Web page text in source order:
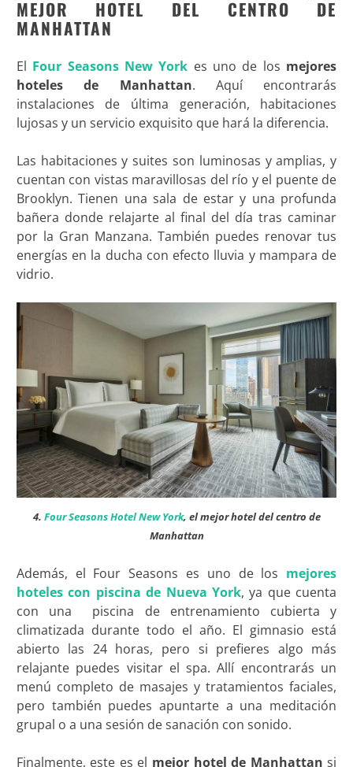
MEJOR HOTEL DEL CENTRO DE
MANHATTAN
El Four Seasons New York es uno de los mejores
hoteles de
Manhattan. Aquí encontrarás
instalaciones de última generación, habitaciones
lujosas y un servicio exquisito que hará la diferencia.
Las habitaciones y suites son luminosas y amplias, y
cuentan con vistas maravillosas del río y el puente de
Brooklyn. Tienen una sala de estar y una profunda
bañera donde relajarte al final del día tras caminar
por la Gran Manzana. También puedes renovar tus
energías en la ducha con efecto lluvia y mampara de
vidrio.
4. Four Seasons Hotel New York, el mejor hotel del centro de
Manhattan
Además, el Four Seasons es uno de los mejores
hoteles con piscina de Nueva York, ya que cuenta
con una piscina de entrenamiento cubierta y
climatizada durante todo el año. El gimnasio está
abierto las 24 horas, pero si prefieres algo más
relajante puedes visitar el spa. Allí encontrarás un
menú completo de masajes y tratamientos faciales,
pero también puedes apuntarte a una meditación
grupal o a una sesión de sanación con sonido.
Finalmente, este es el mejor hotel de Manhattansi